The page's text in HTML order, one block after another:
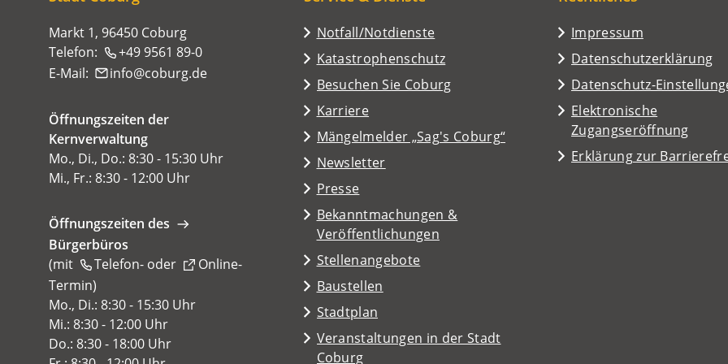
Markt 1, 96450 Coburg
Telefon:
+49 9561 89-0
E-Mail:
info coburg de
Öffnungszeiten der
Kernverwaltung
Mo., Di., Do.: 8:30 - 15:30 Uhr
Mi., Fr.: 8:30 - 12:00 Uhr
Öffnungszeiten des
Bürgerbüros
(mit
Telefon- oder
Online-
Termin
(Öffnet
in
einem
neuen
)
Mo., Di.: 8:30 - 15:30 Uhr
Mi.: 8:30 - 12:00 Uhr
Do.: 8:30 - 18:00 Uhr
Notfall/Notdienste
Katastrophenschutz
Besuchen Sie Coburg
(Öffnet
in
neuen
Tab)
Karriere
Mängelmelder „Sag's Coburg“
(Öffnet
in
neuen
Tab)
Newsletter
Presse
Bekanntmachungen &
Veröffentlichungen
Stellenangebote
Baustellen
Stadtplan
(Öffnet
in
einem
Veranstaltungen in der Stadt
Coburg
(Öffnet
Impressum
Datenschutzerklärung
Datenschutz-
Elektronische
Zugangseröffnung
Erklärung zur